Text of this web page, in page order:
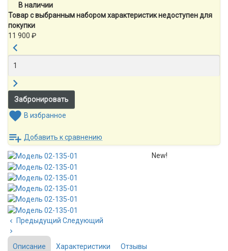
В наличии
Товар с выбранным набором характеристик недоступен для
покупки
11 900 ₽
В избранное
Добавить к сравнению
New!
Предыдущий Следующий
Описание Характеристики Отзывы